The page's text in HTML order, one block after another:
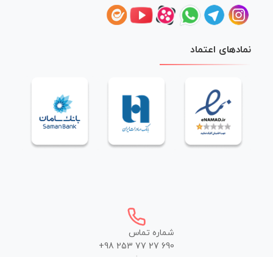
نمادهای اعتماد
شماره تماس
+98 253 77 27 690